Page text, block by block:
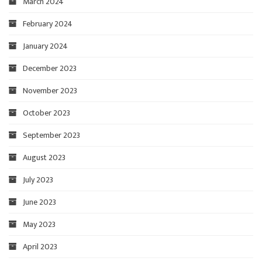
February 2024
January 2024
December 2023
November 2023
October 2023
September 2023
August 2023
July 2023
June 2023
May 2023
April 2023